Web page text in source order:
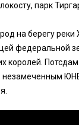
парк
на берегу
федеральной
королей.
незамеченным